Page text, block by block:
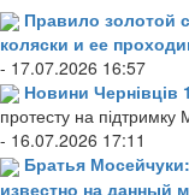
Правило золотой
коляски и ее
- 17.07.2026 16:57
Новини Чернівців
протесту на підтримку
- 16.07.2026 17:11
Братья
известно на данный